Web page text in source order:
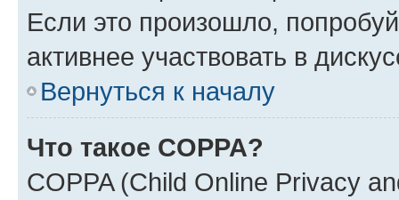
Если это произошло,
активнее участвовать в
Вернуться к началу
Что такое COPPA?
COPPA (Child Online Privacy